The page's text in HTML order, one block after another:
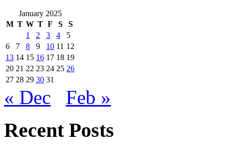
January 2025
M T W T F S
S
1
2 3 4
5
6
7 8 9 10 11 12
13 14 15 16 17 18 19
20 21 22 23 24 25 26
27 28 29 30 31
« Dec Feb »
Recent Posts